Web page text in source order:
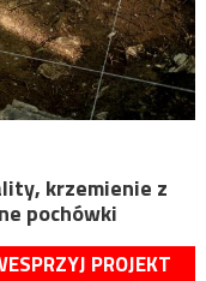
krzemienie z
pochówki
PROJEKT